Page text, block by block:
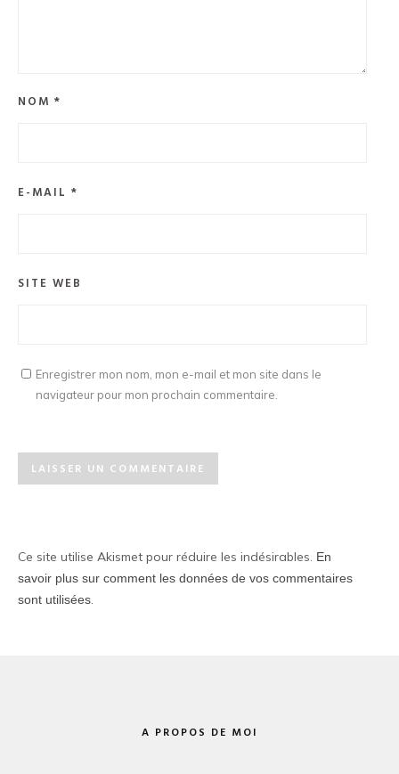
NOM *
E-MAIL *
SITE WEB
Enregistrer mon nom, mon e-mail et mon site dans le
navigateur pour mon prochain commentaire.
Ce site utilise Akismet pour réduire les indésirables. En
savoir plus sur comment les données de vos commentaires
sont utilisées.
A PROPOS DE MOI